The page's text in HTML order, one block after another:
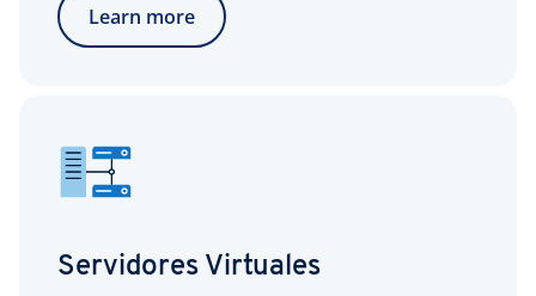
Learn more
Servidores Virtuales